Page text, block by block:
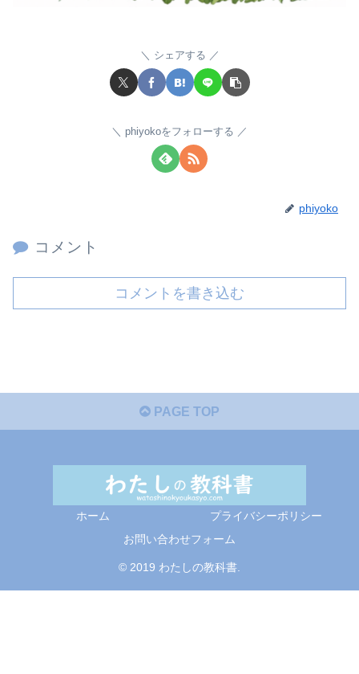
シェアする
phiyokoをフォローする
phiyoko
コメント
コメントを書き込む
PAGE TOP
ホーム
プライバシーポリシー
お問い合わせフォーム
© 2019 わたしの教科書.